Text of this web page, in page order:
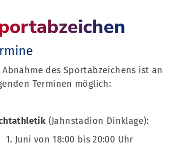
Abnahme des Sportabzeichens ist an
Terminen möglich:
(Jahnstadion Dinklage):
1. Juni von 18:00 bis 20:00 Uhr